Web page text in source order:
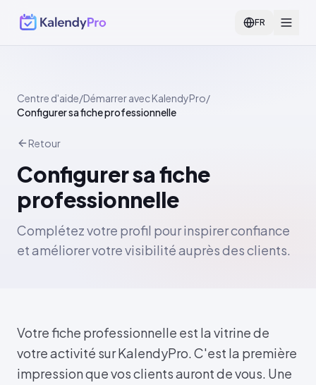
FR
Centre d'aide/Démarrer avec KalendyPro/
Configurer sa fiche professionnelle
Retour
Configurer sa fiche
professionnelle
Complétez votre profil pour inspirer confiance
et améliorer votre visibilité auprès des clients.
Votre fiche professionnelle est la vitrine de
votre activité sur KalendyPro. C'est la première
impression que vos clients auront de vous. Une